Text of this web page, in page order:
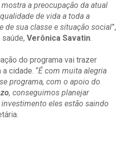
a preocupação da atual
de vida a toda a
de sua classe e situação social”,
Verônica Savatin.
do programa vai trazer
cidade. “É com muita alegria
programa, com o apoio do
, conseguimos planejar
eles estão saindo